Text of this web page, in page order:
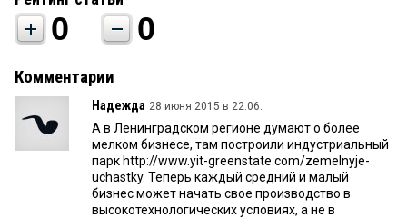
0 0
Комментарии
Надежда 28 июня 2015 в 22:06:
А в Ленинградском регионе думают о более
мелком бизнесе, там построили индустриальный
парк http://www.yit-greenstate.com/zemelnyje-
uchastky. Теперь каждый средний и малый
бизнес может начать свое производство в
высокотехнологических условиях, а не в